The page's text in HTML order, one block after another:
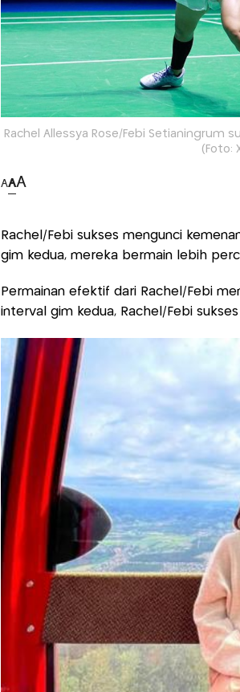
Rachel Allessya Rose/Febi Setianingrum
(Foto:
AAA
Rachel/Febi sukses mengunci
gim kedua, mereka bermain lebih
Permainan efektif dari Rachel/Febi
interval gim kedua, Rachel/Febi sukses